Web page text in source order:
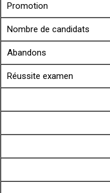
Promotion
Nombre de candidats
Abandons
Réussite examen